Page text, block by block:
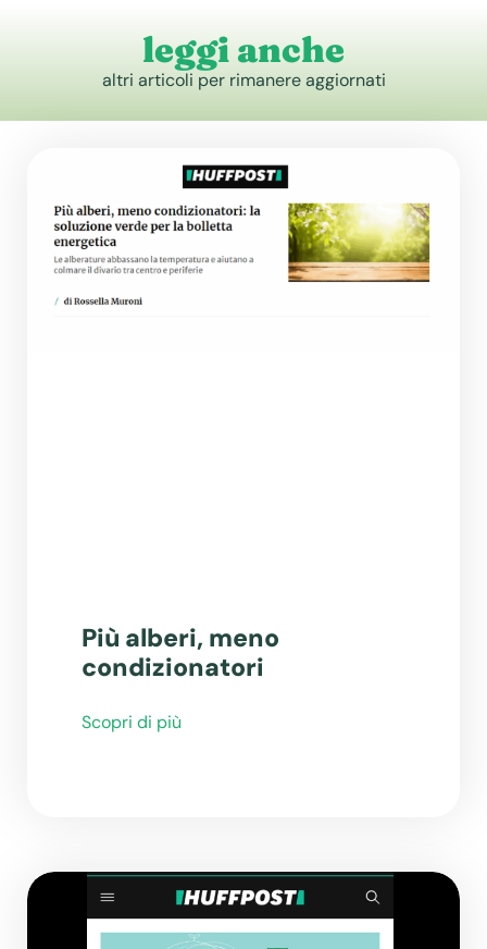
leggi anche
altri articoli per rimanere aggiornati
Più alberi, meno
condizionatori
Scopri di più